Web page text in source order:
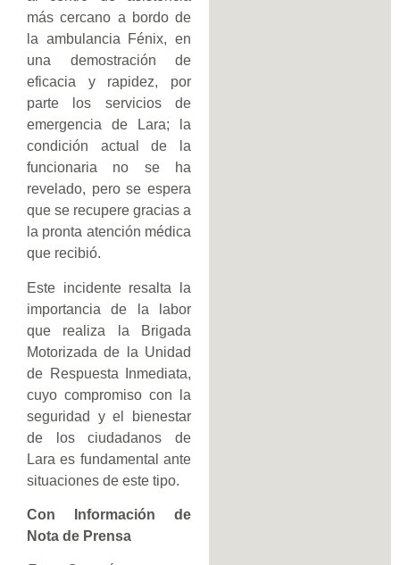
más cercano a bordo de
la ambulancia Fénix, en
una demostración de
eficacia y rapidez, por
parte los servicios de
emergencia de Lara; la
condición actual de la
funcionaria no se ha
revelado, pero se espera
que se recupere gracias a
la pronta atención médica
que recibió.
Este incidente resalta la
importancia de la labor
que realiza la Brigada
Motorizada de la Unidad
de Respuesta Inmediata,
cuyo compromiso con la
seguridad y el bienestar
de los ciudadanos de
Lara es fundamental ante
situaciones de este tipo.
Con Información de
Nota de Prensa